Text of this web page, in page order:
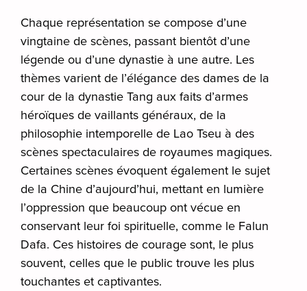
Chaque représentation se compose d’une
vingtaine de scènes, passant bientôt d’une
légende ou d’une dynastie à une autre. Les
thèmes varient de l’élégance des dames de la
cour de la dynastie Tang aux faits d’armes
héroïques de vaillants généraux, de la
philosophie intemporelle de Lao Tseu à des
scènes spectaculaires de royaumes magiques.
Certaines scènes évoquent également le sujet
de la Chine d’aujourd’hui, mettant en lumière
l’oppression que beaucoup ont vécue en
conservant leur foi spirituelle, comme le Falun
Dafa. Ces histoires de courage sont, le plus
souvent, celles que le public trouve les plus
touchantes et captivantes.